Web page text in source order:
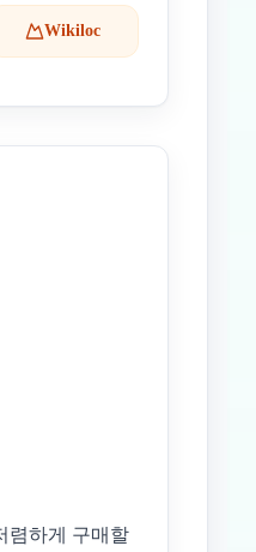
Wikiloc
렴하게 구매할